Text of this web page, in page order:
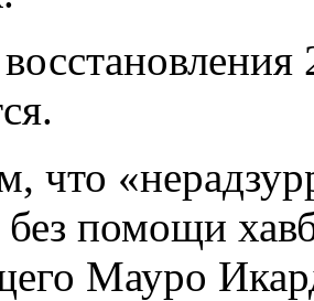
что
без помощи
Мауро